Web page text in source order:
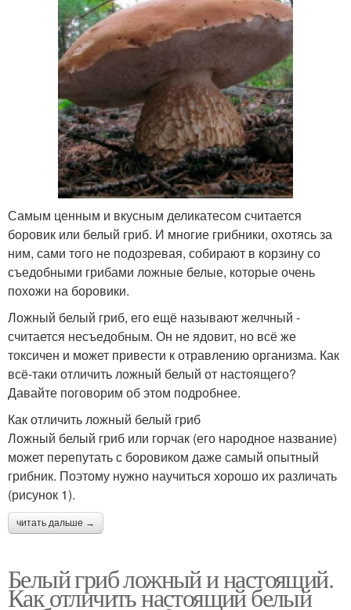
Самым ценным и вкусным деликатесом считается
боровик или белый гриб. И многие грибники, охотясь за
ним, сами того не подозревая, собирают в корзину со
съедобными грибами ложные белые, которые очень
похожи на боровики.
Ложный белый гриб, его ещё называют желчный -
считается несъедобным. Он не ядовит, но всё же
токсичен и может привести к отравлению организма. Как
всё-таки отличить ложный белый от настоящего?
Давайте поговорим об этом подробнее.
Как отличить ложный белый гриб
Ложный белый гриб или горчак (его народное название)
может перепутать с боровиком даже самый опытный
грибник. Поэтому нужно научиться хорошо их различать
(рисунок 1).
читать дальше →
Белый гриб ложный и настоящий.
Как отличить настоящий белый